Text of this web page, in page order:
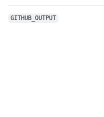
GITHUB_OUTPUT